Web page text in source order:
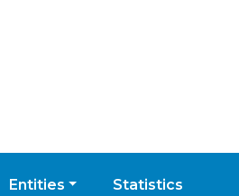
Entities Statistics